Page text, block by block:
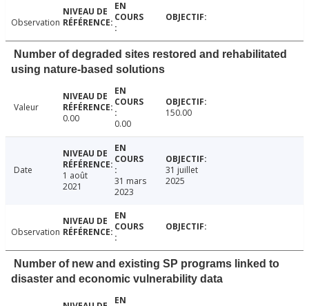
Observation
Number of degraded sites restored and rehabilitated
using nature-based solutions
Valeur
0.00
0.00
150.00
Date
1 août
2021
31 mars
2023
31 juillet
2025
Observation
Number of new and existing SP programs linked to
disaster and economic vulnerability data